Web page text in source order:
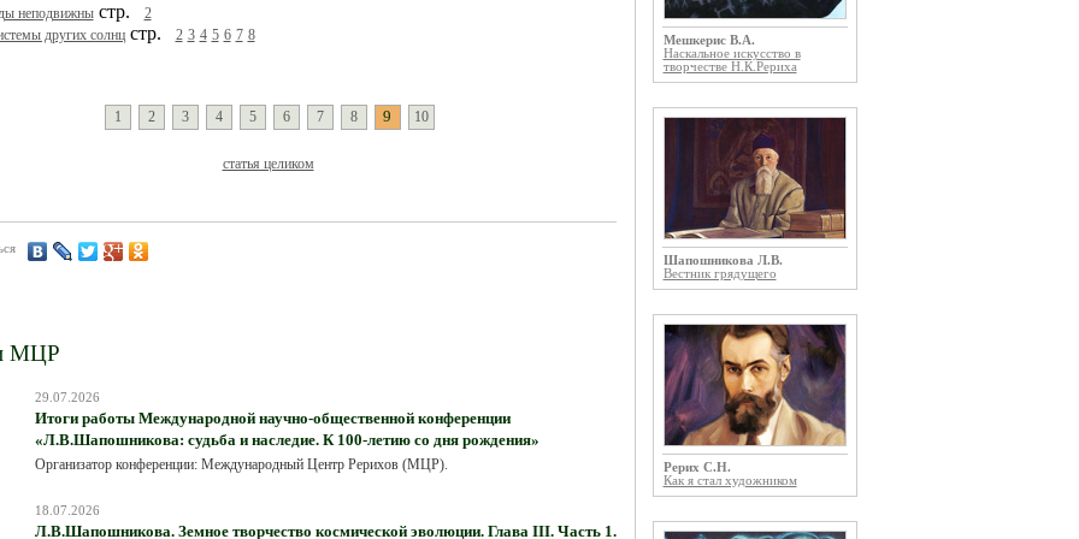
неподвижныстр.
2
других солнцстр. 2 3 4 5 6 7 8
1 2 3 4 5 6 7 8 9 10
статья целиком
МЦР
29.07.2026
Итоги работы Международной научно-общественной конференции
«Л.В.Шапошникова: судьба и наследие. К 100-летию со дня рождения»
Организатор конференции: Международный Центр Рерихов (МЦР).
18.07.2026
Л.В.Шапошникова. Земное творчество космической эволюции. Глава III. Часть 1.
Мешкерис В.А.
Наскальное искусство в
творчестве Н.К.Рериха
Шапошникова Л.В.
Вестник грядущего
Рерих С.Н.
Как я стал художником